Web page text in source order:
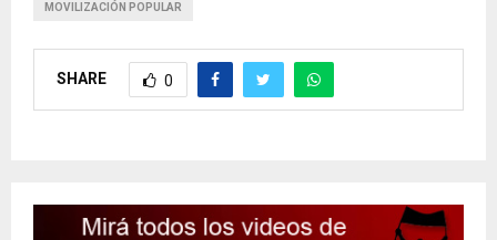
MOVILIZACIÓN POPULAR
SHARE 0